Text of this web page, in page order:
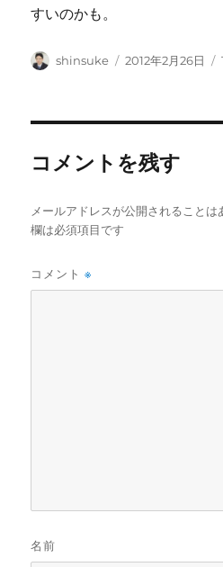
すいのかも。
投
shinsuke
投
2012年2月26日
コメントを残す
メールアドレスが公開されることは
欄は必須項目です
コメント※
名前